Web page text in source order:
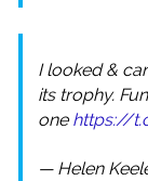
I looked &
its trophy.
one https://
— Helen